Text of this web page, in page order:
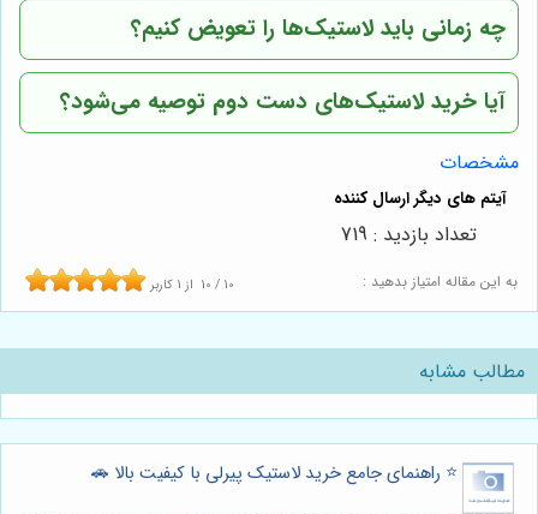
چه زمانی باید لاستیک‌ها را تعویض کنیم؟
آیا خرید لاستیک‌های دست دوم توصیه می‌شود؟
مشخصات
به این مقاله امتیاز بدهید : 10 / 10 از 1 کاربر
تعداد بازدید : 719
مطالب مشابه
⭐️ راهنمای جامع خرید لاستیک پیرلی با کیفیت بالا 🚗